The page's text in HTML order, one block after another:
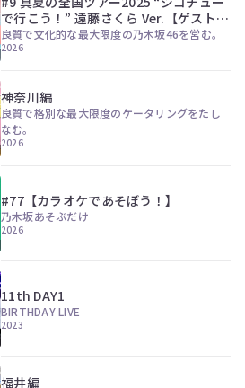
で行こう！” 遠藤さくら Ver.【ゲスト：
伊藤亜和】
良質で文化的な最大限度の乃木坂46を営む。
2026
神奈川編
良質で格別な最大限度のケータリングをたし
なむ。
2026
#77【カラオケであそぼう！】
乃木坂あそぶだけ
2026
11th DAY1
BIRTHDAY LIVE
2023
福井編